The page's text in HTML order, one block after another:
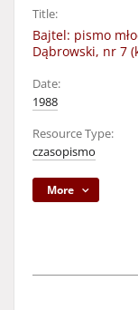
Title:
Bajtel: pismo
Dąbrowski, nr 7
Date:
1988
Resource Type:
czasopismo
More